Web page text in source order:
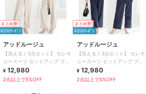
まとめ割
¥200ｸｰﾎﾟﾝ
アッドルージュ
【洗える / 3点セット】 セレモ
ニースーツ セットアップ ブラ
ウス S～4L
¥ 12,980
2点以上で5%OFF
まとめ割
¥200ｸｰﾎﾟﾝ
アッドルージュ
【洗える / 3点セット】 セレモ
ニースーツ セットアップ ブラ
ウス S～4L
¥ 12,980
2点以上で5%OFF